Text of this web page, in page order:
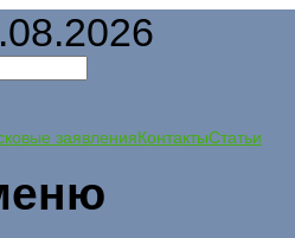
заявленияКонтактыСтатьи